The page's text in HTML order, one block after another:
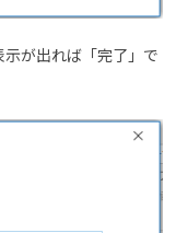
示が出れば「完了」で